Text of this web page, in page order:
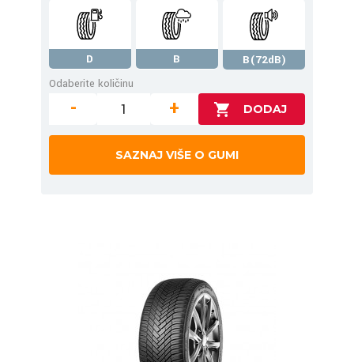
D B
B(72dB)
Odaberite količinu
- +
SAZNAJ VIŠE O GUMI